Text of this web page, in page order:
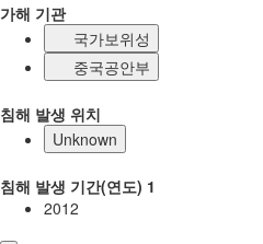
가해 기관
국가보위성
중국공안부
침해 발생 위치
Unknown
침해 발생 기간(연도) 1
2012